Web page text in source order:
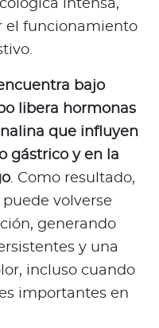
intensa,
el funcionamiento
bajo
libera hormonas
que influyen
gástrico y en la
. Como resultado,
volverse
generando
y una
incluso cuando
importantes en